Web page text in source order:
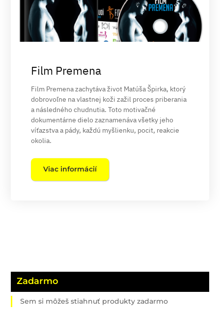
Film Premena
Film Premena zachytáva život Matúša Špirka, ktorý
dobrovoľne na vlastnej koži zažil proces priberania
a následného chudnutia. Toto motivačné
dokumentárne dielo zaznamenáva všetky jeho
víťazstva a pády, každú myšlienku, pocit, reakcie
okolia.
Viac informácií
Zadarmo
Sem si môžeš stiahnuť produkty zadarmo